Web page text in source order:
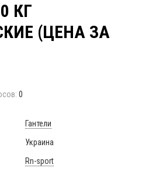
КГ
(ЦЕНА ЗА
0
Гантели
Украина
Rn-sport